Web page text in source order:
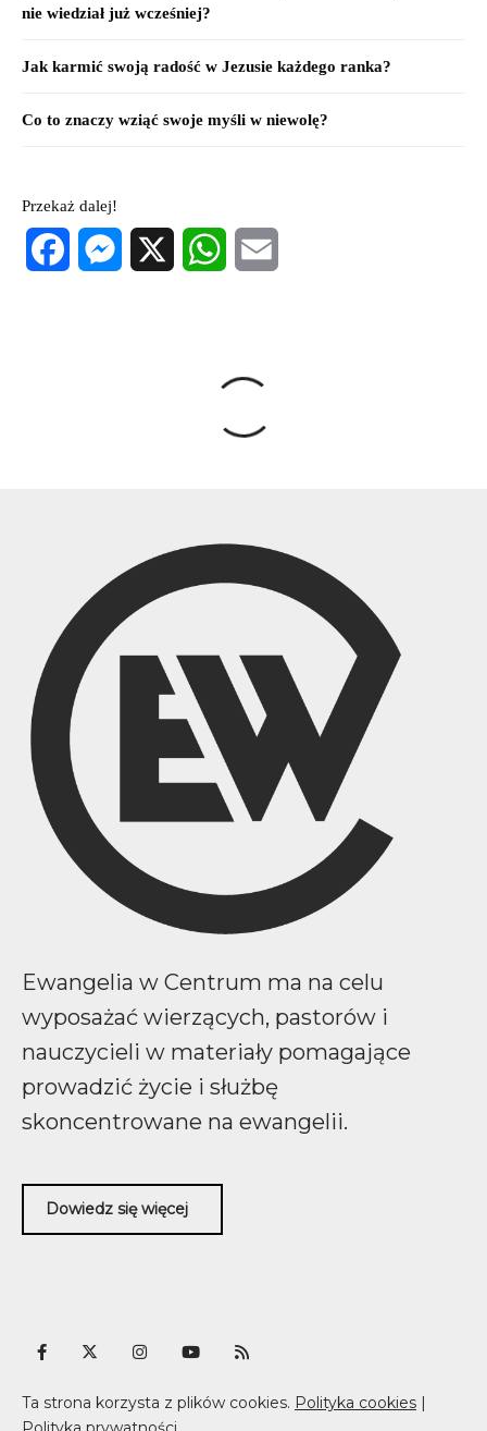
nie wiedział już wcześniej?
Jak karmić swoją radość w Jezusie każdego ranka?
Co to znaczy wziąć swoje myśli w niewolę?
Przekaż dalej!
Ewangelia w Centrum ma na celu
wyposażać wierzących, pastorów i
nauczycieli w materiały pomagające
prowadzić życie i służbę
skoncentrowane na ewangelii.
Dowiedz się więcej
Ta strona korzysta z plików cookies. Polityka cookies |